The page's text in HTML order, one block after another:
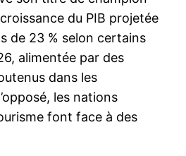
du PIB projetée
de 23 % selon certains
alimentée par des
dans les
les nations
font face à des